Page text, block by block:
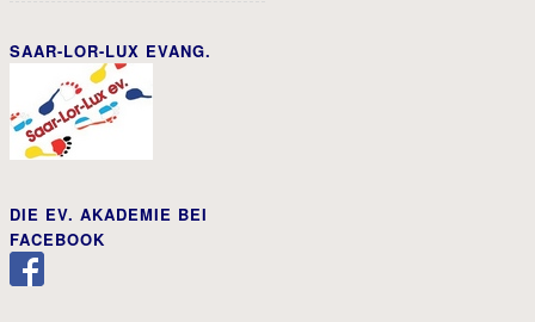
SAAR-LOR-LUX EVANG.
DIE EV. AKADEMIE BEI
FACEBOOK